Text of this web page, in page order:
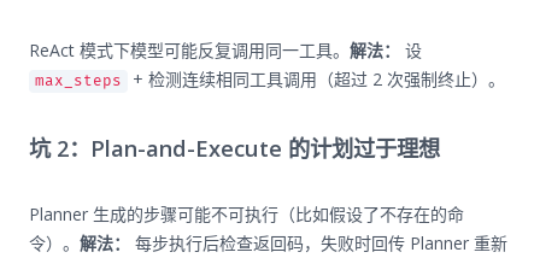
ReAct 模式下模型可能反复调用同一工具。 解法： 设
max_steps + 检测连续相同工具调用（超过 2 次强制终止）。
坑 2：Plan-and-Execute 的计划过于理想
Planner 生成的步骤可能不可执行（比如假设了不存在的命
令）。 解法：
每步执行后检查返回码，失败时回传 Planner 重新